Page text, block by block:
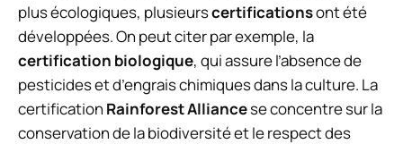
plus écologiques, plusieurscertificationsont été
développées. On peut citer par exemple, la
certification biologique, qui assure l’absence de
pesticides et d’engrais chimiques dans la culture. La
certification Rainforest Alliancese concentre sur la
conservation de la biodiversité et le respect des